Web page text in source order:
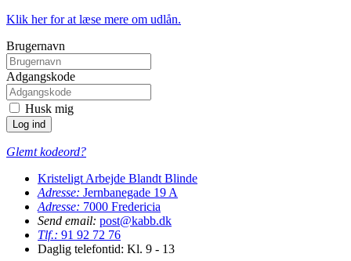
Klik her for at læse mere om udlån.
Brugernavn
Adgangskode
Husk mig
Glemt kodeord?
Kristeligt Arbejde Blandt Blinde
Adresse: Jernbanegade 19 A
Adresse: 7000 Fredericia
Send email: post@kabb.dk
Tlf.: 91 92 72 76
Daglig telefontid: Kl. 9 - 13